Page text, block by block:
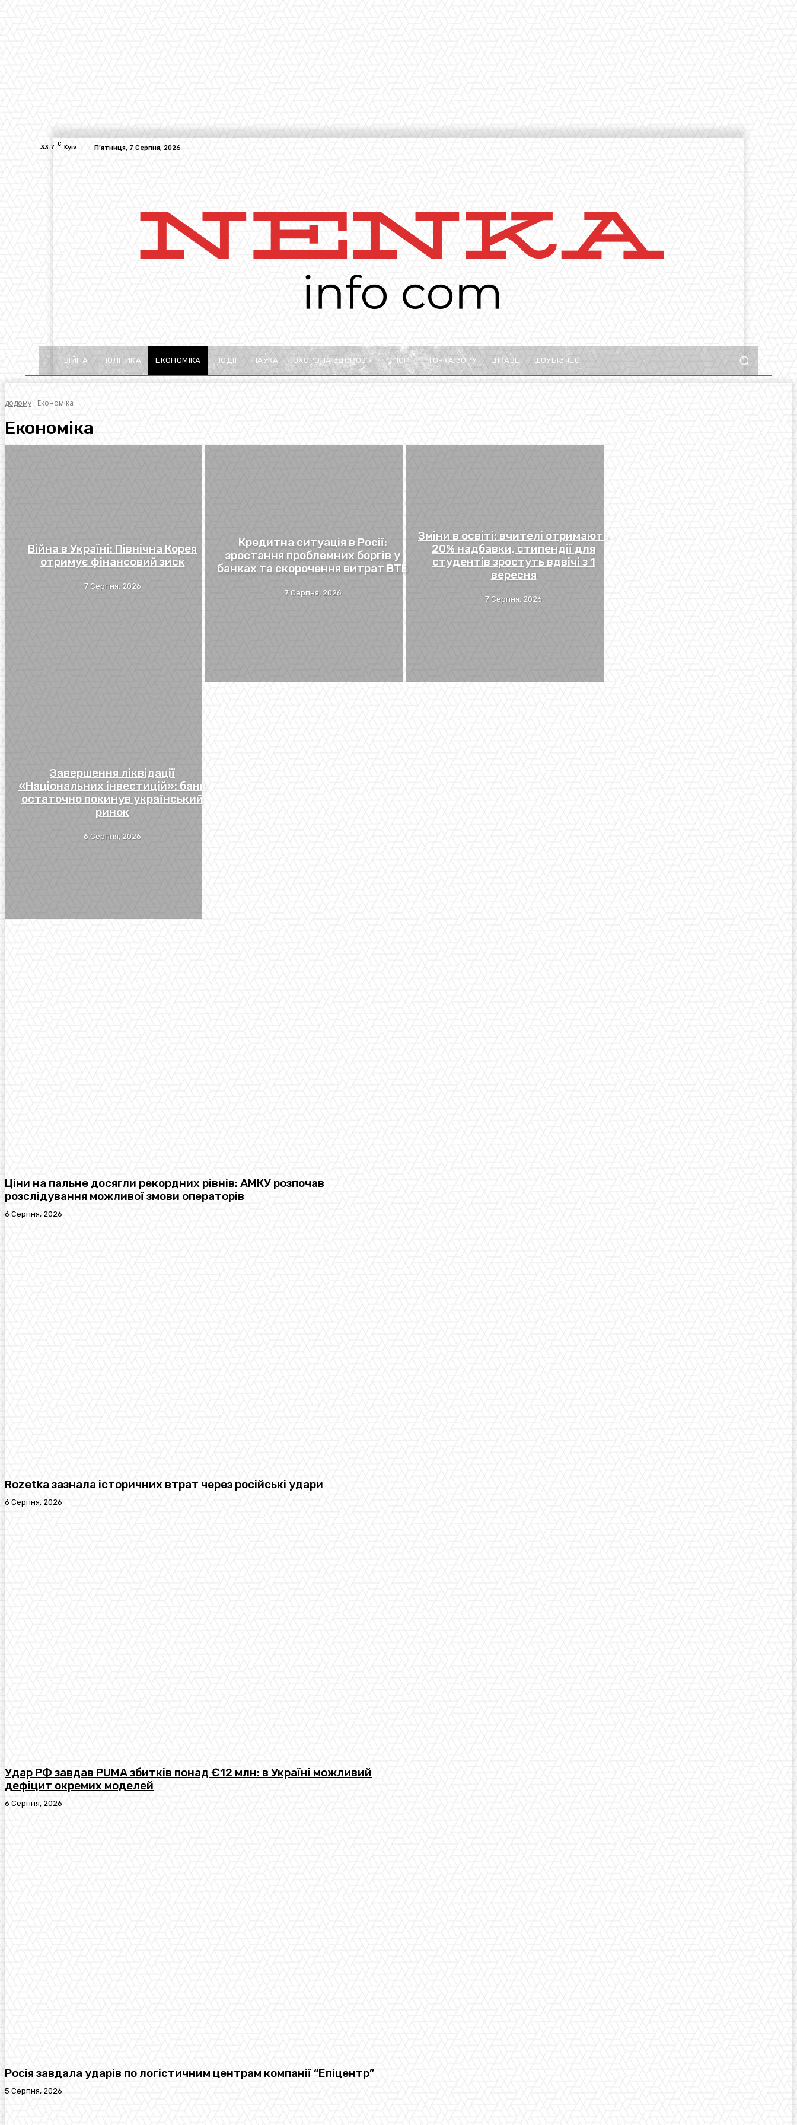
33.7 C Kyiv П’ятниця, 7 Серпня, 2026
ВІЙНА ПОЛІТИКА ЕКОНОМІКА ПОДІЇ НАУКА ОХОРОНА ЗДОРОВ’Я СПОРТ ТОЧКА ЗОРУ ЦІКАВЕ ШОУБІЗНЕС
додому Економіка
Економіка
Війна в Україні: Північна Корея
отримує фінансовий зиск
7 Серпня, 2026
Кредитна ситуація в Росії:
зростання проблемних боргів у
банках та скорочення витрат ВТБ
7 Серпня, 2026
Зміни в освіті: вчителі отримають
20% надбавки, стипендії для
студентів зростуть вдвічі з 1
вересня
7 Серпня, 2026
Завершення ліквідації
«Національних інвестицій»: банк
остаточно покинув український
ринок
6 Серпня, 2026
Ціни на пальне досягли рекордних рівнів: АМКУ розпочав
розслідування можливої змови операторів
6 Серпня, 2026
Rozetka зазнала історичних втрат через російські удари
6 Серпня, 2026
Удар РФ завдав PUMA збитків понад €12 млн: в Україні можливий
дефіцит окремих моделей
6 Серпня, 2026
Росія завдала ударів по логістичним центрам компанії “Епіцентр”
5 Серпня, 2026